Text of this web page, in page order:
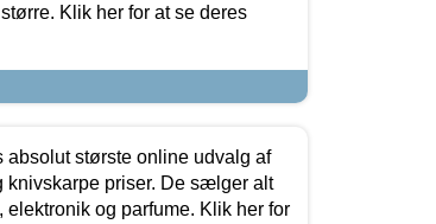
Klik her for at se deres
absolut største online udvalg af
knivskarpe priser. De sælger alt
og parfume. Klik her for